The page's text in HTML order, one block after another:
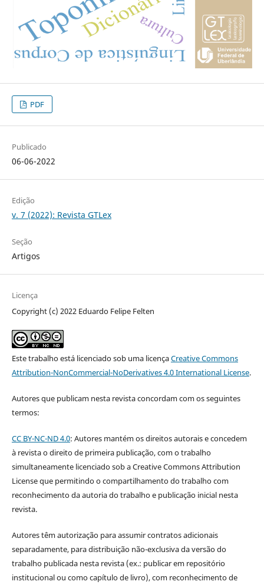
PDF
Publicado
06-06-2022
Edição
v. 7 (2022): Revista GTLex
Seção
Artigos
Licença
Copyright (c) 2022 Eduardo Felipe Felten
Este trabalho está licenciado sob uma licençaCreative Commons
Attribution-NonCommercial-NoDerivatives 4.0 International License.
Autores que publicam nesta revista concordam com os seguintes
termos:
CC BY-NC-ND 4.0: Autores mantém os direitos autorais e concedem
à revista o direito de primeira publicação, com o trabalho
simultaneamente licenciado sob a Creative Commons Attribution
License que permitindo o compartilhamento do trabalho com
reconhecimento da autoria do trabalho e publicação inicial nesta
revista.
Autores têm autorização para assumir contratos adicionais
separadamente, para distribuição não-exclusiva da versão do
trabalho publicada nesta revista (ex.: publicar em repositório
institucional ou como capítulo de livro), com reconhecimento de